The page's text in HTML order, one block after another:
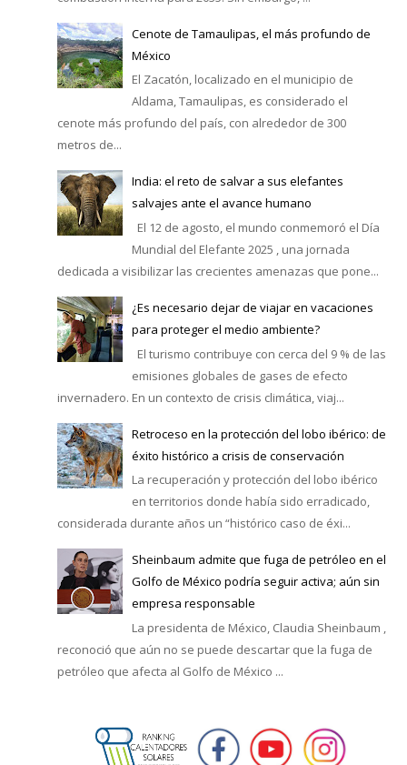
Cenote de Tamaulipas, el más profundo de
México
El Zacatón, localizado en el municipio de
Aldama, Tamaulipas, es considerado el
cenote más profundo del país, con alrededor de 300
metros de...
India: el reto de salvar a sus elefantes
salvajes ante el avance humano
El 12 de agosto, el mundo conmemoró el Día
Mundial del Elefante 2025 , una jornada
dedicada a visibilizar las crecientes amenazas que pone...
¿Es necesario dejar de viajar en vacaciones
para proteger el medio ambiente?
El turismo contribuye con cerca del 9 % de las
emisiones globales de gases de efecto
invernadero. En un contexto de crisis climática, viaj...
Retroceso en la protección del lobo ibérico: de
éxito histórico a crisis de conservación
La recuperación y protección del lobo ibérico
en territorios donde había sido erradicado,
considerada durante años un “histórico caso de éxi...
Sheinbaum admite que fuga de petróleo en el
Golfo de México podría seguir activa; aún sin
empresa responsable
La presidenta de México, Claudia Sheinbaum ,
reconoció que aún no se puede descartar que la fuga de
petróleo que afecta al Golfo de México ...